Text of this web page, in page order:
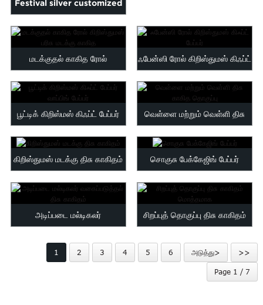
Malayalam
Somali
Sindhi
Telugu
Thai
Festival silver customized
logo printed wrap pa...
மடக்குதல் காகித ரோல்
கிறிஸ்துமஸ் பரிசு மடக்கு காகித
ஃபேன்ஸி ரோல் கிறிஸ்துமஸ் கிஃப்ட்
பேப்பர்
பூட்டிக் கிறிஸ்மஸ் கிஃப்ட் பேப்பர்
வாப்பிங் பேப்பர்
வெள்ளை மற்றும் வெள்ளி திசு
காகித தொகுப்பு
கிறிஸ்துமஸ் மடக்கு திசு காகிதம் சொகுசு பேக்கேஜிங் பேப்பர்
அடிப்படை மல்டிகலர் சிறப்புத் தொகுப்பு திசு காகிதம்
1 2 3 4 5 6 அடுத்து> >>
Page 1 / 7